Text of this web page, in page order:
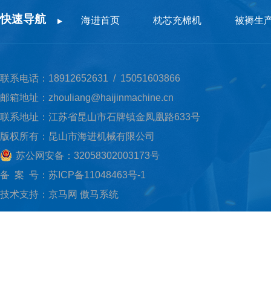
快速导航 海进首页 枕芯充棉机 被褥生
联系电话：18912652631 / 15051603866
邮箱地址：zhouliang@haijinmachine.cn
联系地址：江苏省昆山市石牌镇金凤凰路633号
版权所有：昆山市海进机械有限公司
苏公网安备：32058302003173号
备 案 号： 苏ICP备11048463号-1
技术支持： 京马网 傲马系统